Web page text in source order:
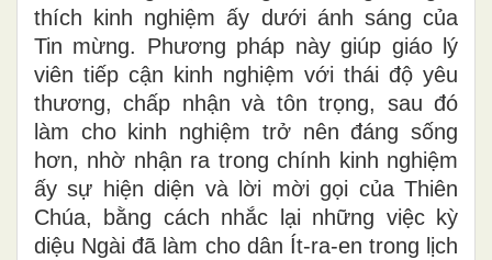
thích kinh nghiệm ấy dưới ánh sáng của
Tin mừng. Phương pháp này giúp giáo lý
viên tiếp cận kinh nghiệm với thái độ yêu
thương, chấp nhận và tôn trọng, sau đó
làm cho kinh nghiệm trở nên đáng sống
hơn, nhờ nhận ra trong chính kinh nghiệm
ấy sự hiện diện và lời mời gọi của Thiên
Chúa, bằng cách nhắc lại những việc kỳ
diệu Ngài đã làm cho dân Ít-ra-en trong lịch